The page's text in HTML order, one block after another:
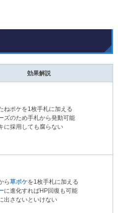
効果解説
ねポケを1枚手札に加える
ズのため手札から発動可能
に採用しても腐らない
ら草ポケを1枚手札に加える
に進化すればHP回復も可能
出さないといけない